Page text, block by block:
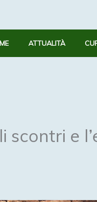
ATTUALITÀ
scontri e